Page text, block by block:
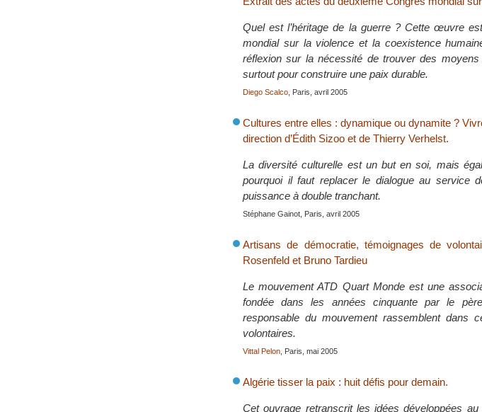
Quel est l’héritage de la guerre ? Cette œuvre
mondial sur la violence et la coexistence
réflexion sur la nécessité de trouver des
surtout pour construire une paix durable.
Diego Scalco , Paris, avril 2005
Cultures entre elles : dynamique ou dynamite ?
direction d’Édith Sizoo et de Thierry Verhelst.
La diversité culturelle est un but en soi, mais
pourquoi il faut replacer le dialogue au service
puissance à double tranchant.
Stéphane Gainot, Paris, avril 2005
Artisans de démocratie, témoignages de
Rosenfeld et Bruno Tardieu
Le mouvement ATD Quart Monde est une
fondée dans les années cinquante par le
responsable du mouvement rassemblent dans
volontaires.
Vittal Pelon , Paris, mai 2005
Algérie tisser la paix : huit défis pour demain.
Cet ouvrage retranscrit les idées développées